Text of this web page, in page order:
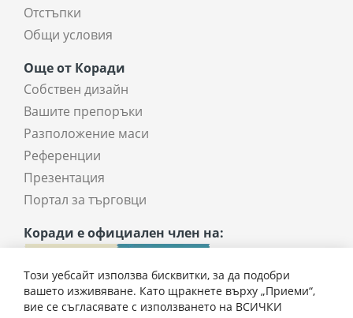
Отстъпки
Общи условия
Още от Коради
Собствен дизайн
Вашите препоръки
Разположение маси
Референции
Презентация
Портал за търговци
Коради е официален член на:
Този уебсайт използва бисквитки, за да подобри
вашето изживяване. Като щракнете върху „Приеми“,
вие се съгласявате с използването на ВСИЧКИ